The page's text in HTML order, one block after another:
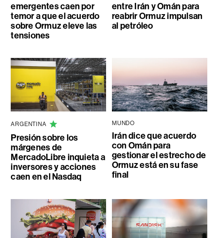
emergentes caen por
temor a que el acuerdo
sobre Ormuz eleve las
tensiones
entre Irán y Omán para
reabrir Ormuz impulsan
al petróleo
ARGENTINA
Presión sobre los
márgenes de
MercadoLibre inquieta a
inversores y acciones
caen en el Nasdaq
MUNDO
Irán dice que acuerdo
con Omán para
gestionar el estrecho de
Ormuz está en su fase
final